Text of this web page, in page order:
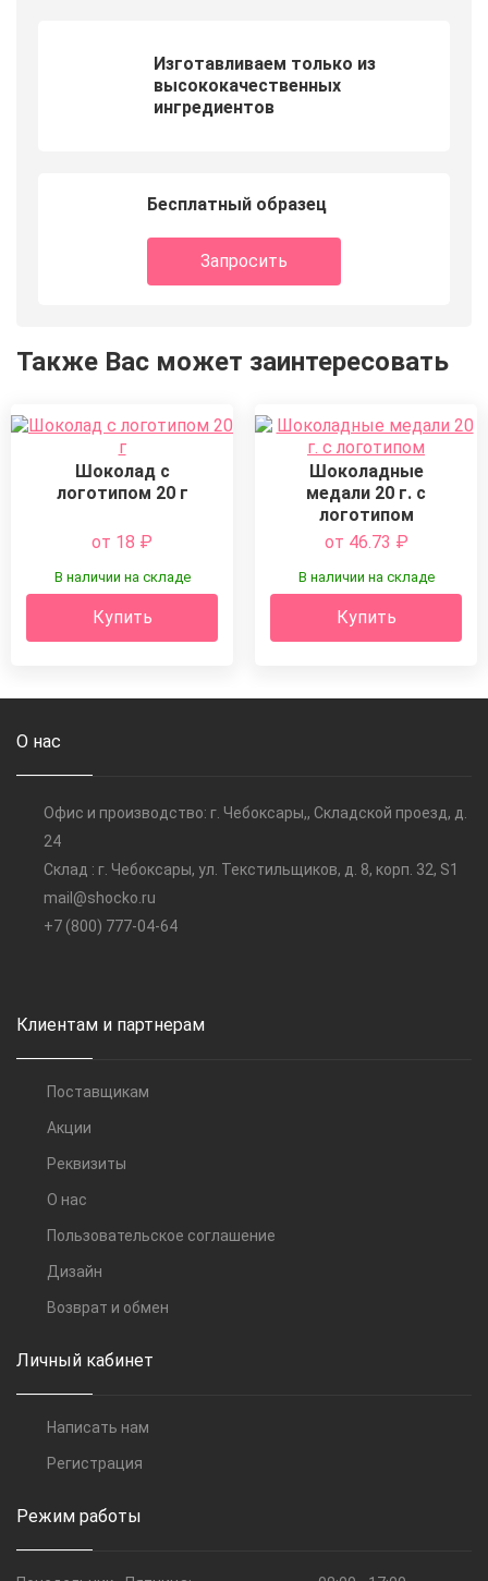
Изготавливаем только из
высококачественных
ингредиентов
Бесплатный образец
Запросить
Также Вас может заинтересовать
Шоколад с
логотипом 20 г
от 18 ₽
В наличии на складе
Купить
Шоколадные
медали 20 г. с
логотипом
от 46.73 ₽
В наличии на складе
Купить
О нас
Офис и производство: г. Чебоксары,, Складской проезд, д.
24
Склад : г. Чебоксары, ул. Текстильщиков, д. 8, корп. 32, S1
mail@shocko.ru
+7 (800) 777-04-64
Клиентам и партнерам
Поставщикам
Акции
Реквизиты
О нас
Пользовательское соглашение
Дизайн
Возврат и обмен
Личный кабинет
Написать нам
Регистрация
Режим работы